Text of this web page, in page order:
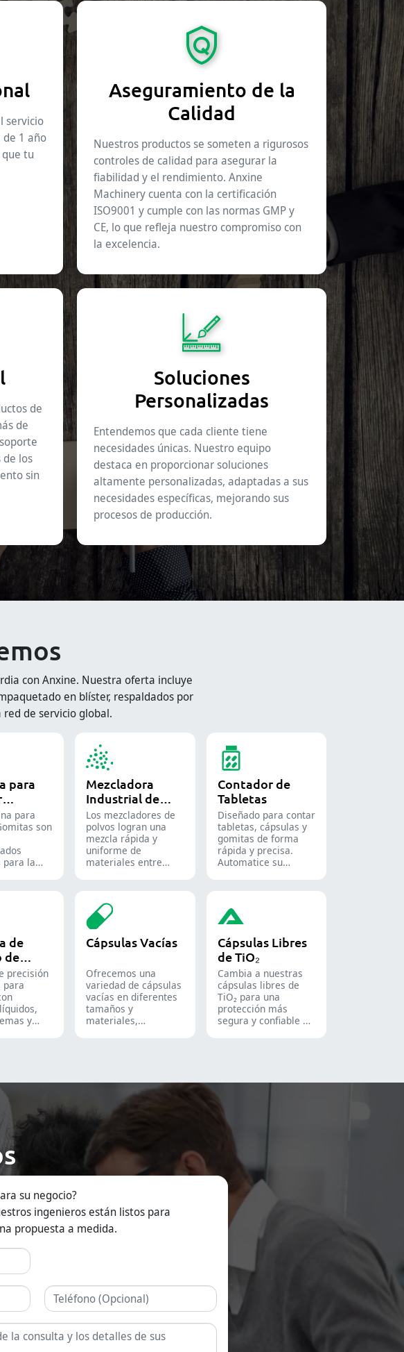
servicio
1 año
tu
Aseguramiento de la
Calidad
Nuestros productos se someten a rigurosos
controles de calidad para asegurar la
fiabilidad y el rendimiento. Anxine
Machinery cuenta con la certificación
ISO9001 y cumple con las normas GMP y
CE, lo que refleja nuestro compromiso con
la excelencia.
de
de
los
sin
Soluciones
Personalizadas
Entendemos que cada cliente tiene
necesidades únicas. Nuestro equipo
destaca en proporcionar soluciones
altamente personalizadas, adaptadas a sus
necesidades específicas, mejorando sus
procesos de producción.
con Anxine. Nuestra oferta incluye
en blíster, respaldados por
de servicio global.
para
para
son
para la
como
Mezcladora
Industrial de
Polvos
Los mezcladores de
polvos logran una
mezcla rápida y
uniforme de
materiales entre
farmacéutica,
alimentaria y
química.
Contador de
Tabletas
Diseñado para contar
tabletas, cápsulas y
gomitas de forma
rápida y precisa.
Automatice su
soluciones de conteo
para formas sólidas.
de
de
precisión
para
y
Cápsulas Vacías
Ofrecemos una
variedad de cápsulas
vacías en diferentes
tamaños y
materiales,
farmacéutica, de
suplementos
nutricionales y de
funcionales.
Disponemos de
soluciones de
liberación inmediata,
prolongada.
Cápsulas Libres
de TiO₂
Cambia a nuestras
cápsulas libres de
TiO₂ para una
protección más
segura y confiable de
su negocio?
ingenieros están listos para
propuesta a medida.
Teléfono